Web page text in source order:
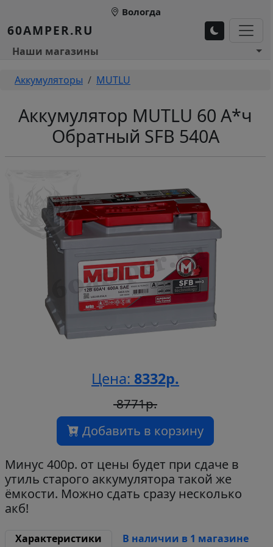
Перейти к основному содержанию
Вологда
60AMPER.RU
Основное меню 1
Наши магазины
Строка навигации
Аккумуляторы MUTLU
Аккумулятор MUTLU 60 А*ч
Обратный SFB 540А
Цена: 8332р.
8771р.
Добавить в корзину
Минус 400р. от цены будет при сдаче в
утиль старого аккумулятора такой же
ёмкости. Можно сдать сразу несколько
акб!
Характеристики
В наличии в 1 магазине